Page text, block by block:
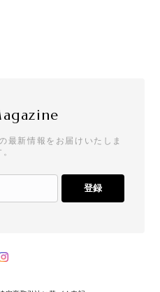
最新情報をお届けいたしま
登録